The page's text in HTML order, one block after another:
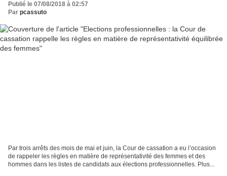
Publié le 07/08/2018 à 02:57
Par pcassuto
Par trois arrêts des mois de mai et juin, la Cour de cassation a eu l’occasion
de rappeler les règles en matière de représentativité des femmes et des
hommes dans les listes de candidats aux élections professionnelles. Plus...